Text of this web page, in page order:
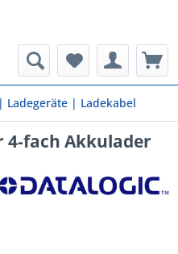
Ladegeräte | Ladekabel
4-fach Akkulader